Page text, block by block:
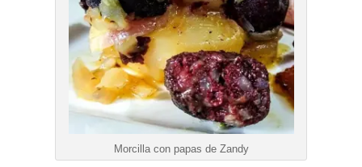
Morcilla con papas de Zandy